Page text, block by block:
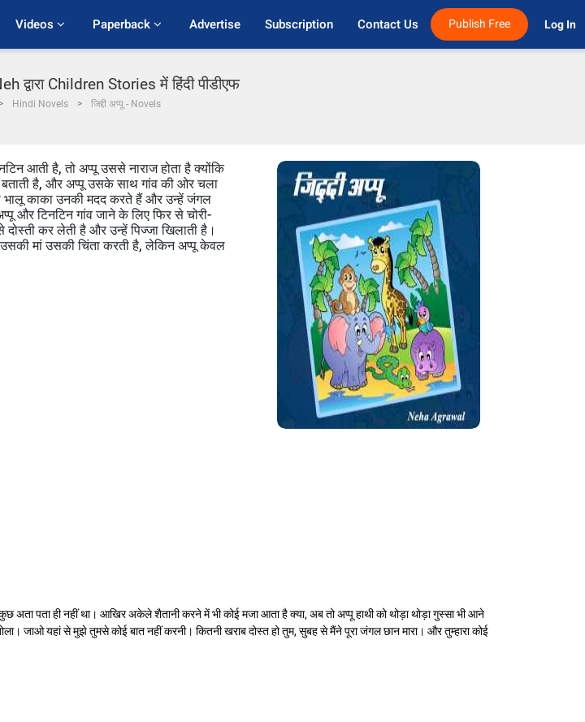
Videos Paperback Advertise Subscription Contact Us Publish Free Log In
द्वारा Children Stories में हिंदी पीडीएफ
Hindi Novels जिद्दी अप्पू - Novels
आती है, तो अप्पू उससे नाराज होता है क्योंकि
है, और अप्पू उसके साथ गांव की ओर चला
भालू काका उनकी मदद करते हैं और उन्हें जंगल
और टिनटिन गांव जाने के लिए फिर से चोरी-
कर लेती है और उन्हें पिज्जा खिलाती है।
उसकी मां उसकी चिंता करती है, लेकिन अप्पू केवल
अता पता ही नहीं था। आखिर अकेले शैतानी करने में भी कोई मजा आता है क्या, अब तो अप्पू हाथी को थोड़ा थोड़ा गुस्सा भी आने
जाओ यहां से मुझे तुमसे कोई बात नहीं करनी। कितनी खराब दोस्त हो तुम, सुबह से मैंने पूरा जंगल छान मारा। और तुम्हारा कोई